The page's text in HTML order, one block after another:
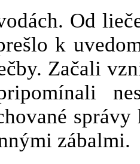
Od
k
Začali
zábalmi.